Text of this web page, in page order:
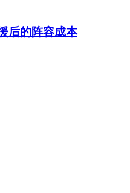
后的阵容成本